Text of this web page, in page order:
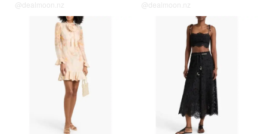
@dealmoon.nz @dealmoon.nz